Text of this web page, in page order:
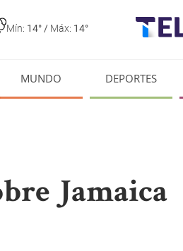
Mín: 14° / Máx: 14°
MUNDO DEPORTES
Jamaica